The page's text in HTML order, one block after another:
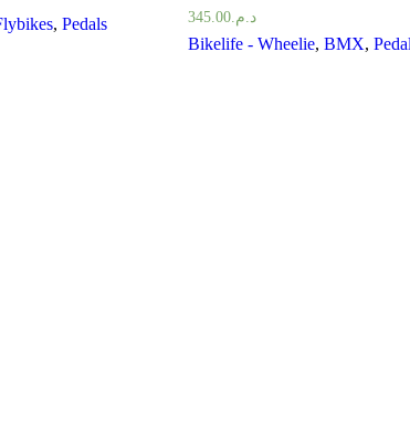
,Pedals د.م.345.00
Bikelife - Wheelie, BMX,